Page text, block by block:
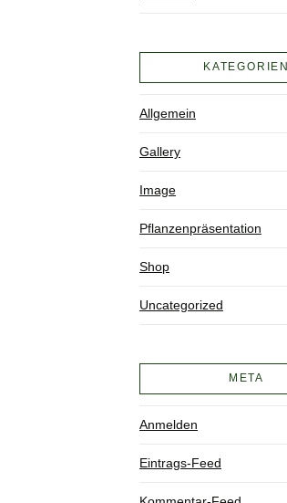
KATEGORIEN
Allgemein
Gallery
Image
Pflanzenpräsentation
Shop
Uncategorized
META
Anmelden
Eintrags-Feed